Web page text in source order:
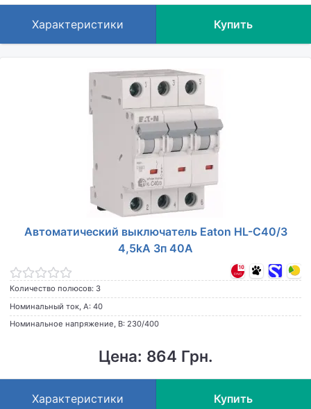
Характеристики Купить
Автоматический выключатель Eaton HL-C40/3
4,5kA 3п 40A
Количество полюсов: 3
Номинальный ток, А: 40
Номинальное напряжение, В: 230/400
Цена: 864 Грн.
Характеристики Купить